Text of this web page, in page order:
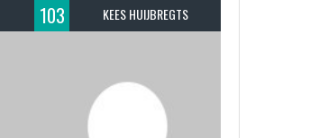
103 KEES HUIJBREGTS